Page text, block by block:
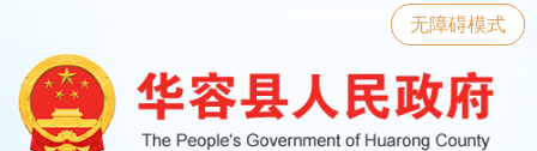
无障碍模式